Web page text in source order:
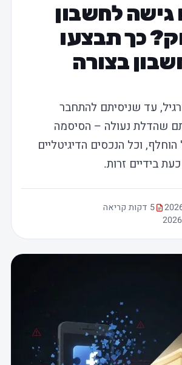
לחשבון
כך תבצעו
בצורה
עד שניסיתם להתחבר
שהדלת נעולה – הסיסמה
וכל הנכסים הדיגיטליים
בידיים זרות.
5 דקות קריאה